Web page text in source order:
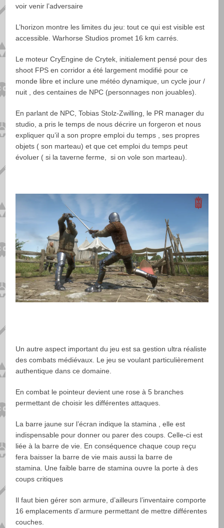
voir venir l’adversaire
L’horizon montre les limites du jeu: tout ce qui est visible est
accessible. Warhorse Studios promet 16 km carrés.
Le moteur CryEngine de Crytek, initialement pensé pour des
shoot FPS en corridor a été largement modifié pour ce
monde libre et inclure une météo dynamique, un cycle jour /
nuit , des centaines de NPC (personnages non jouables).
En parlant de NPC, Tobias Stolz-Zwilling, le PR manager du
studio, a pris le temps de nous décrire un forgeron et nous
expliquer qu’il a son propre emploi du temps , ses propres
objets ( son marteau) et que cet emploi du temps peut
évoluer ( si la taverne ferme, si on vole son marteau).
Un autre aspect important du jeu est sa gestion ultra réaliste
des combats médiévaux. Le jeu se voulant particulièrement
authentique dans ce domaine.
En combat le pointeur devient une rose à 5 branches
permettant de choisir les différentes attaques.
La barre jaune sur l’écran indique la stamina , elle est
indispensable pour donner ou parer des coups. Celle-ci est
liée à la barre de vie. En conséquence chaque coup reçu
fera baisser la barre de vie mais aussi la barre de
stamina. Une faible barre de stamina ouvre la porte à des
coups critiques
Il faut bien gérer son armure, d’ailleurs l’inventaire comporte
16 emplacements d’armure permettant de mettre différentes
couches.